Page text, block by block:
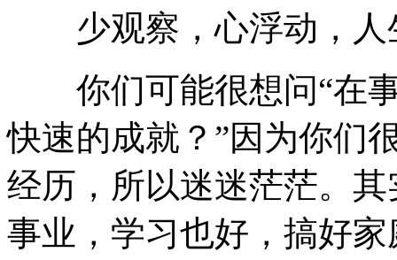
少观察，心浮动，人
你们可能很想问“在事
快速的成就？”因为你们
经历，所以迷迷茫茫。
事业，学习也好，搞好